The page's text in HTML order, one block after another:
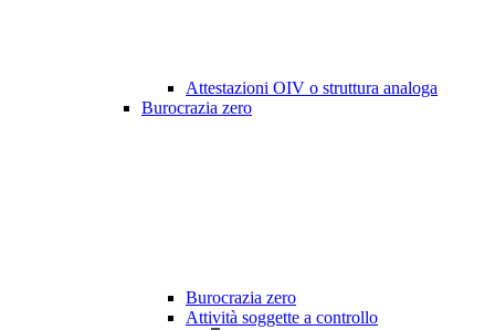
Attestazioni OIV o struttura analoga
Burocrazia zero
Burocrazia zero
Attività soggette a controllo